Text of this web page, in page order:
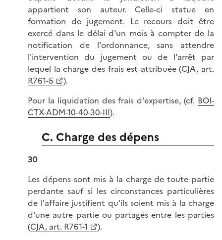
appartient son auteur. Celle-ci statue en
formation de jugement. Le recours doit être
exercé dans le délai d'un mois à compter de la
notification de l'ordonnance, sans attendre
l'intervention du jugement ou de l'arrêt par
lequel la charge des frais est attribuée (CJA, art.
R761-5
).
Pour la liquidation des frais d'expertise, (cf. BOI-
CTX-ADM-10-40-30-III).
C. Charge des dépens
30
Les dépens sont mis à la charge de toute partie
perdante sauf si les circonstances particulières
de l'affaire justifient qu'ils soient mis à la charge
d'une autre partie ou partagés entre les parties
(CJA, art. R761-1
).